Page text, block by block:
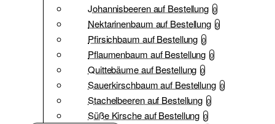
Johannisbeeren auf Bestellung 0
Nektarinenbaum auf Bestellung 0
Pfirsichbaum auf Bestellung 0
Pflaumenbaum auf Bestellung 0
Quittebäume auf Bestellung 0
Sauerkirschbaum auf Bestellung 0
Stachelbeeren auf Bestellung 0
Süße Kirsche auf Bestellung 0